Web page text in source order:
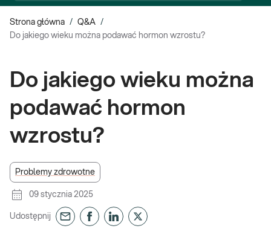
Strona główna / Q&A /
Do jakiego wieku można podawać hormon wzrostu?
Do jakiego wieku można
podawać hormon
wzrostu?
Problemy zdrowotne
09 stycznia 2025
Udostępnij